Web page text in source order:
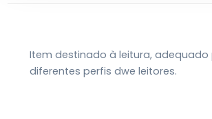
Item destinado à leitura, adequado
diferentes perfis dwe leitores.